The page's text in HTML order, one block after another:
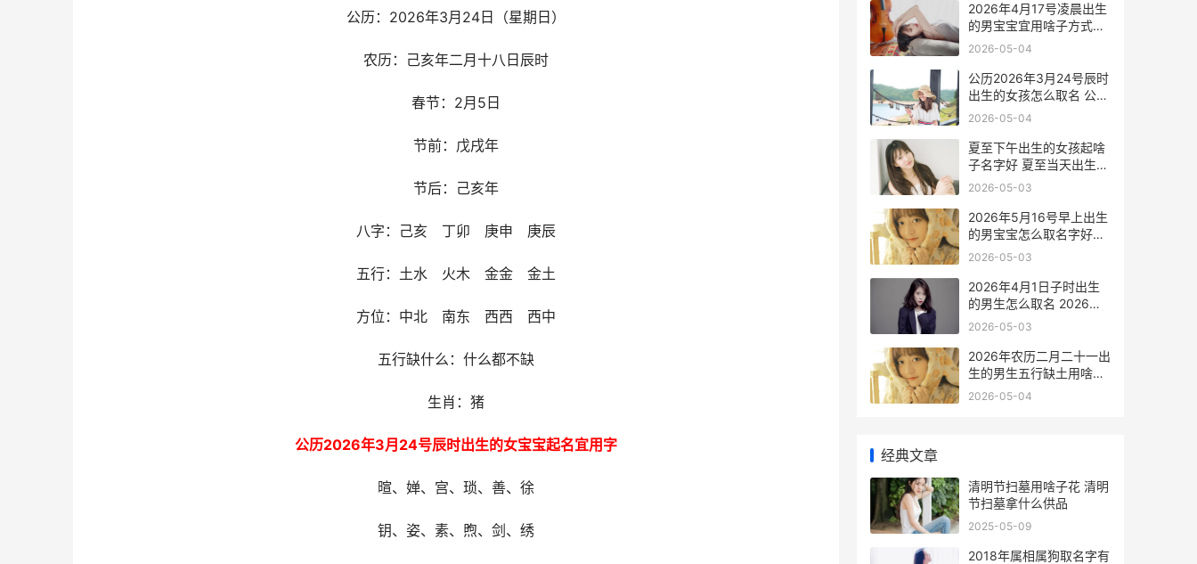
公历：2026年3月24日（星期日）
农历：己亥年二月十八日辰时
春节：2月5日
节前：戊戌年
节后：己亥年
八字：己亥 丁卯 庚申 庚辰
五行：土水 火木 金金 金土
方位：中北 南东 西西 西中
五行缺什么：什么都不缺
生肖：猪
公历2026年3月24号辰时出生的女宝宝起名宜用字
暄、婵、宫、琐、善、徐
钥、姿、素、煦、剑、绣
2026年4月17号凌晨出生
的男宝宝宜用啥子方式取
名好 2026年4月17日发生
2026-05-04
公历2026年3月24号辰时
出生的女孩怎么取名 公历
2026年3月20日命多少重
2026-05-04
夏至下午出生的女孩起啥
子名字好 夏至当天出生的
人命运如何
2026-05-03
2026年5月16号早上出生
的男宝宝怎么取名字好听
2026年5月16日生日命运
2026-05-03
2026年4月1日子时出生
的男生怎么取名 2026年4
月1日子时出生
2026-05-03
2026年农历二月二十一出
生的男生五行缺土用啥子
字好一些 2026年农历二
2026-05-04
经典文章
清明节扫墓用啥子花 清明
节扫墓拿什么供品
2025-05-09
2018年属相属狗取名字有